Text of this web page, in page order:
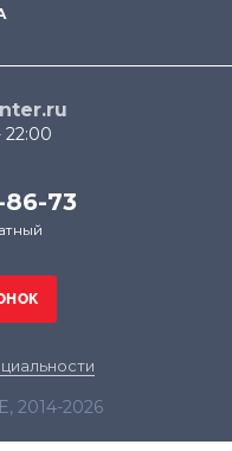
22:00
73
2014-2026